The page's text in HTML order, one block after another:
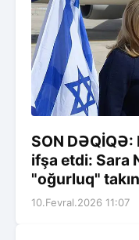
SON
ifşa etdi: Sara
"oğurluq"
10.Fevral.2026 11:07